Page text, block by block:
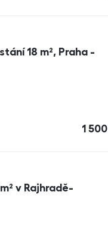
18 m², Praha -
cena
1 500
v Rajhradě-